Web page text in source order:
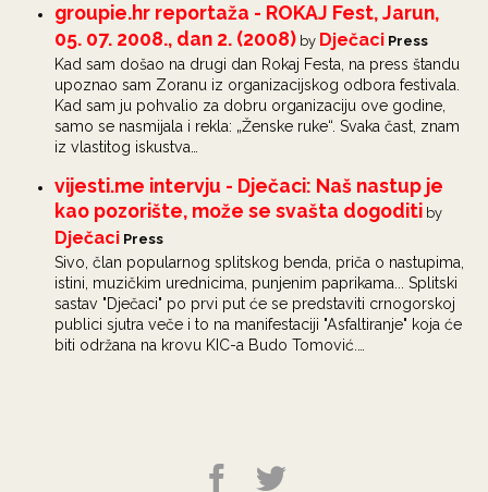
groupie.hr reportaža - ROKAJ Fest, Jarun,
05. 07. 2008., dan 2. (2008) by Dječaci Press
Kad sam došao na drugi dan Rokaj Festa, na press štandu
upoznao sam Zoranu iz organizacijskog odbora festivala.
Kad sam ju pohvalio za dobru organizaciju ove godine,
samo se nasmijala i rekla: „Ženske ruke“. Svaka čast, znam
iz vlastitog iskustva…
vijesti.me intervju - Dječaci: Naš nastup je
kao pozorište, može se svašta dogoditi by
Dječaci Press
Sivo, član popularnog splitskog benda, priča o nastupima,
istini, muzičkim urednicima, punjenim paprikama... Splitski
sastav "Dječaci" po prvi put će se predstaviti crnogorskoj
publici sjutra veče i to na manifestaciji "Asfaltiranje" koja će
biti održana na krovu KIC-a Budo Tomović.…